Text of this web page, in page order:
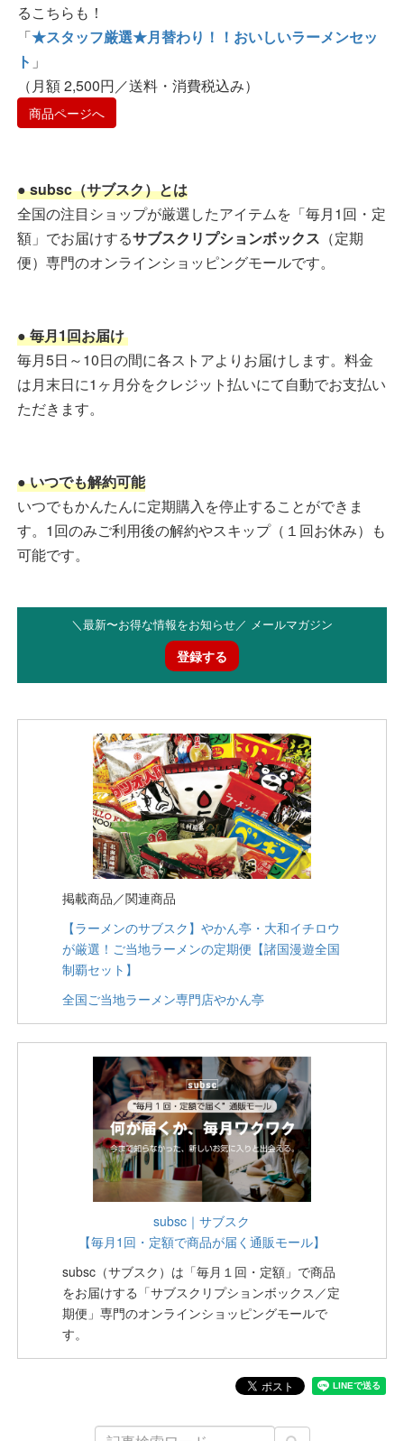
るこちらも！
「★スタッフ厳選★月替わり！！おいしいラーメンセッ
ト 」
（月額 2,500円／送料・消費税込み）
商品ページへ
● subsc（サブスク）とは
全国の注目ショップが厳選したアイテムを「毎月1回・定
額」でお届けするサブスクリプションボックス （定期
便）専門のオンラインショッピングモールです。
● 毎月1回お届け
毎月5日～10日の間に各ストアよりお届けします。料金
は月末日に1ヶ月分をクレジット払いにて自動でお支払い
ただきます。
● いつでも解約可能
いつでもかんたんに定期購入を停止することができま
す。1回のみご利用後の解約やスキップ（１回お休み）も
可能です。
＼最新〜お得な情報をお知らせ／ メールマガジン
登録する
掲載商品／関連商品
【ラーメンのサブスク】やかん亭・大和イチロウ
が厳選！ご当地ラーメンの定期便【諸国漫遊全国
制覇セット】
全国ご当地ラーメン専門店やかん亭
subsc｜サブスク
【毎月1回・定額で商品が届く通販モール】
subsc（サブスク）は「毎月１回・定額」で商品
をお届けする「サブスクリプションボックス／定
期便」専門のオンラインショッピングモールで
す。